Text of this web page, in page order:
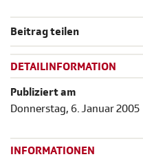
Beitrag teilen
DETAILINFORMATION
Publiziert am
Donnerstag, 6. Januar 2005
INFORMATIONEN